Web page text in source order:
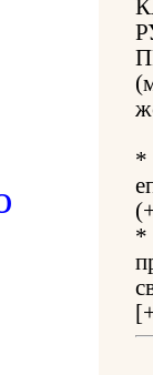
*
*